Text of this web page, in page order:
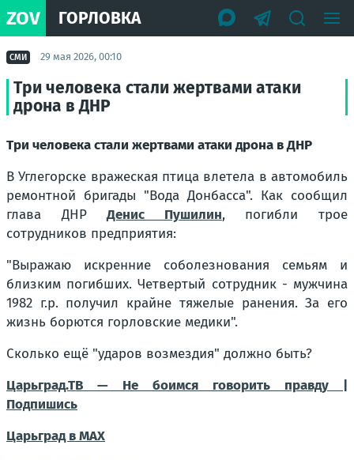
ZOV ГОРЛОВКА
СМИ 29 мая 2026, 00:10
Три человека стали жертвами атаки
дрона в ДНР
Три человека стали жертвами атаки дрона в ДНР
В Углегорске вражеская птица влетела в автомобиль
ремонтной бригады "Вода Донбасса". Как сообщил
глава ДНРДенис Пушилин, погибли трое
сотрудников предприятия:
"Выражаю искренние соболезнования семьям и
близким погибших. Четвертый сотрудник - мужчина
1982 г.р. получил крайне тяжелые ранения. За его
жизнь борются горловские медики".
Сколько ещё "ударов возмездия" должно быть?
Царьград.ТВ — Не боимся говорить правду |
Подпишись
Царьград в МАХ